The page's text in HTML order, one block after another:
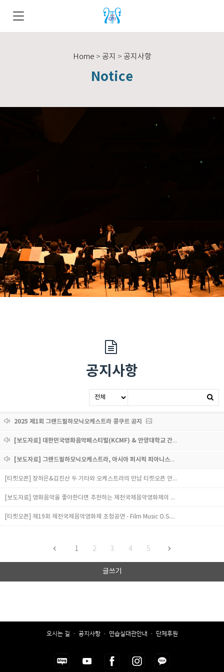
Home > 공지 > 공지사항
Notice
공지사항
2025 제1회 그랜드필하모닉오케스트라 콩쿠르 공지
[보도자료] 대한민국영화음악페스티벌(KCMF) & 안양대학교 간 산학협력 업무협약 체결
[보도자료] 그랜드필하모닉오케스트라, 아시아 퍼시픽 피아니스트 협회와 문화인력 양성과 다각적인 협력관계 등 업무협약체결
[티켓오픈] 장하은&김진산 두 기타와 오케스트라의 만남 티켓오픈 안내
[보도자료] 영화음악을 좋아한다면 추천하는 제천국제음악영화제의 필름 뮤직 O.S.T 콘서트
[티켓오픈] 제19회 제천국제음악영화제 초청공연 - Film Music O.S.T. Concert 티켓 오픈 안내
1 2 3 4 5
글쓰기
오시는 길 · 공지사항· 연습실대관안내 · 단체후원